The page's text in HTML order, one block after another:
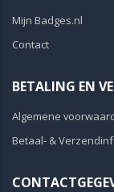
Mijn Badges.nl
Contact
BETALING EN
Algemene
Betaal- &